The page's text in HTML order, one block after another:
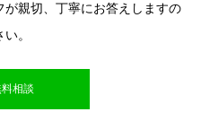
が親切、丁寧にお答えしますの
。
相談